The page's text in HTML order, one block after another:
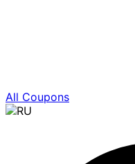
All Coupons